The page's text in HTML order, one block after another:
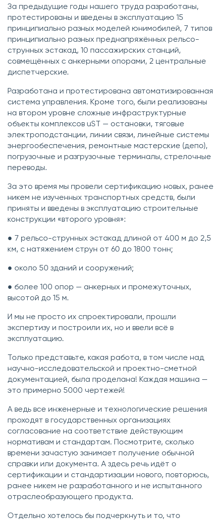
За предыдущие годы нашего труда разработаны,
протестированы и введены в эксплуатацию 15
принципиально разных моделей юнимобилей, 7 типов
принципиально разных преднапряжённых рельсо-
струнных эстакад, 10 пассажирских станций,
совмещённых с анкерными опорами, 2 центральные
диспетчерские.
Разработана и протестирована автоматизированная
система управления. Кроме того, были реализованы
на втором уровне сложные инфраструктурные
объекты комплексов uST — остановки, тяговые
электроподстанции, линии связи, линейные системы
энергообеспечения, ремонтные мастерские (депо),
погрузочные и разгрузочные терминалы, стрелочные
переводы.
За это время мы провели сертификацию новых, ранее
никем не изученных транспортных средств, были
приняты и введены в эксплуатацию строительные
конструкции «второго уровня»:
● 7 рельсо-струнных эстакад длиной от 400 м до 2,5
км, с натяжением струн от 60 до 1800 тонн;
● около 50 зданий и сооружений;
● более 100 опор — анкерных и промежуточных,
высотой до 15 м.
И мы не просто их спроектировали, прошли
экспертизу и построили их, но и ввели всё в
эксплуатацию.
Только представьте, какая работа, в том числе над
научно-исследовательской и проектно-сметной
документацией, была проделана! Каждая машина —
это примерно 5000 чертежей!
А ведь все инженерные и технологические решения
проходят в государственных организациях
согласование на соответствие действующим
нормативам и стандартам. Посмотрите, сколько
времени зачастую занимает получение обычной
справки или документа. А здесь речь идёт о
сертификации и стандартизации нового, повторюсь,
ранее никем не разработанного и не испытанного
отраслеобразующего продукта.
Отдельно хотелось бы подчеркнуть и то, что